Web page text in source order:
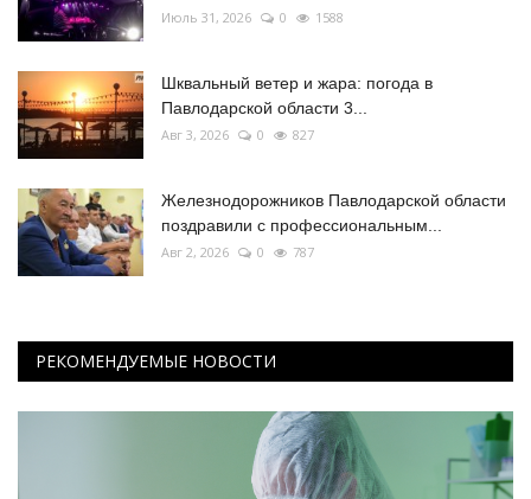
Июль 31, 2026 0 1588
Шквальный ветер и жара: погода в
Павлодарской области 3...
Авг 3, 2026 0 827
Железнодорожников Павлодарской области
поздравили с профессиональным...
Авг 2, 2026 0 787
РЕКОМЕНДУЕМЫЕ НОВОСТИ